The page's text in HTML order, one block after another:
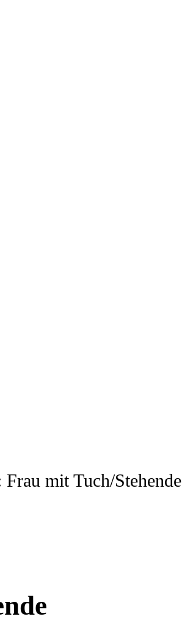
mit Tuch/Stehende